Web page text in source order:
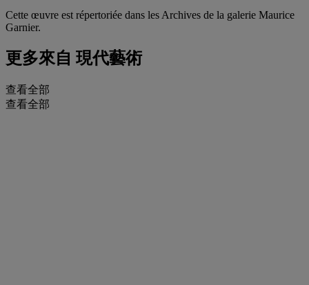
Cette œuvre est répertoriée dans les Archives de la galerie Maurice
Garnier.
更多來自 現代藝術
查看全部
查看全部